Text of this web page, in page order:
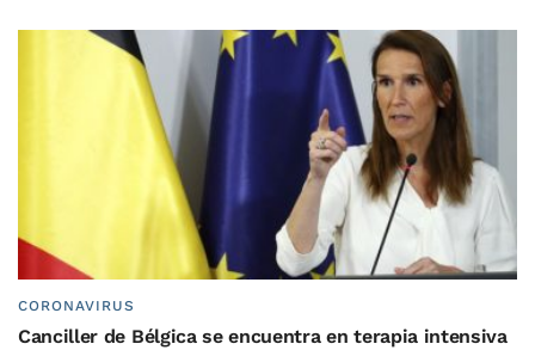
CORONAVIRUS
Canciller de Bélgica se encuentra en terapia intensiva